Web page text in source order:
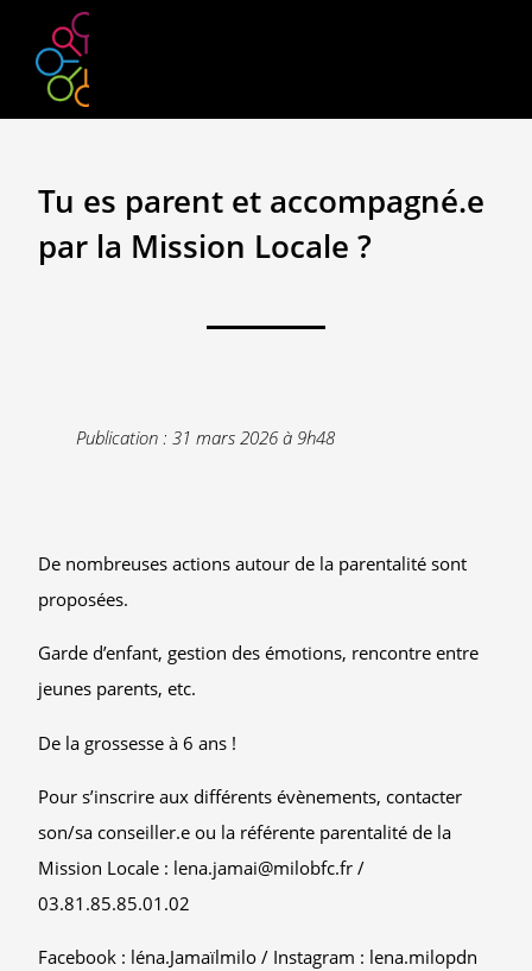
Aller au contenu principal
Retour
Tu es parent et accompagné.e
par la Mission Locale ?
Publication : 31 mars 2026 à 9h48
De nombreuses actions autour de la parentalité sont
proposées.
Garde d’enfant, gestion des émotions, rencontre entre
jeunes parents, etc.
De la grossesse à 6 ans !
Pour s’inscrire aux différents évènements, contacter
son/sa conseiller.e ou la référente parentalité de la
Mission Locale : lena.jamai@milobfc.fr /
03.81.85.85.01.02
Facebook : léna.Jamaïlmilo / Instagram : lena.milopdn